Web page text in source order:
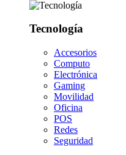
Tecnología
Accesorios
Computo
Electrónica
Gaming
Movilidad
Oficina
POS
Redes
Seguridad